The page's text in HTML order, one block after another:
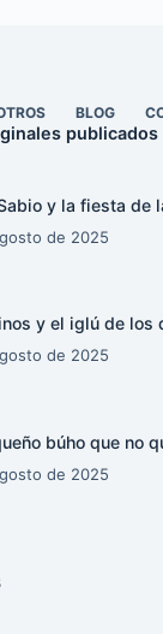
BLOG
publicados
y la fiesta de
de 2025
y el iglú de los
de 2025
búho que no
de 2025